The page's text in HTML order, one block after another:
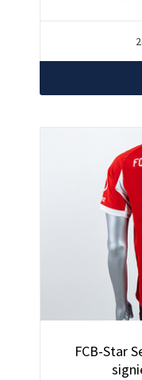
FCB-Star